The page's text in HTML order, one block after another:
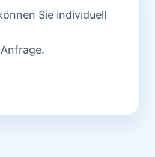
Sie individuell